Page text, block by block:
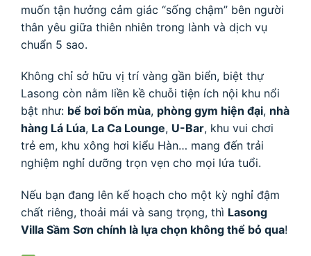
muốn tận hưởng cảm giác “sống chậm” bên người
thân yêu giữa thiên nhiên trong lành và dịch vụ
chuẩn 5 sao.
Không chỉ sở hữu vị trí vàng gần biển, biệt thự
Lasong còn nằm liền kề chuỗi tiện ích nội khu nổi
bật như: bể bơi bốn mùa, phòng gym hiện đại, nhà
hàng Lá Lúa, La Ca Lounge, U-Bar, khu vui chơi
trẻ em, khu xông hơi kiểu Hàn… mang đến trải
nghiệm nghỉ dưỡng trọn vẹn cho mọi lứa tuổi.
Nếu bạn đang lên kế hoạch cho một kỳ nghỉ đậm
chất riêng, thoải mái và sang trọng, thì Lasong
Villa Sầm Sơn chính là lựa chọn không thể bỏ qua!